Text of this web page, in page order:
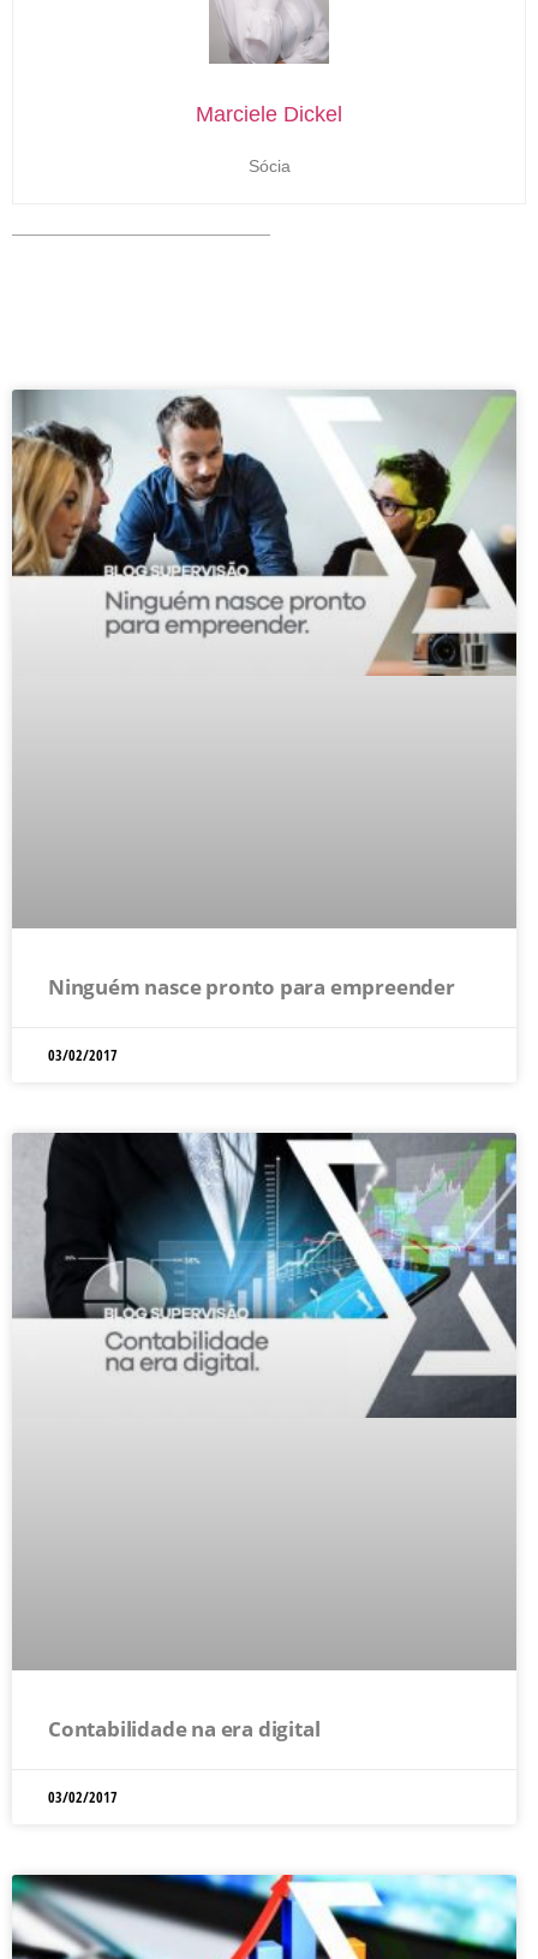
Marciele Dickel
Sócia
Ninguém nasce pronto para empreender
03/02/2017
Contabilidade na era digital
03/02/2017